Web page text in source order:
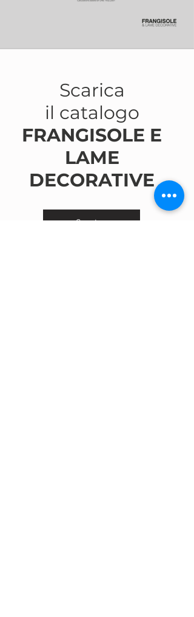
Scarica
il catalogo
FRANGISOLE E
LAME
DECORATIVE
Scarica